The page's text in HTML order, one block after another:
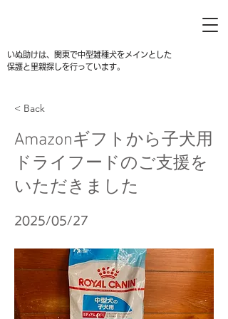
いぬ助けは、関東で中型雑種犬をメインとした
保護と里親探しを行っています。
< Back
Amazonギフトから子犬用
ドライフードのご支援を
いただきました
2025/05/27